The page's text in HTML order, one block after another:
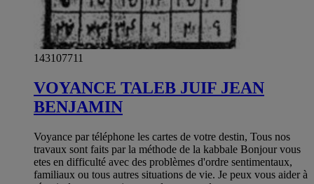
143107711
VOYANCE TALEB JUIF JEAN
BENJAMIN
Voyance par téléphone les cartes de votre destin, Tous nos
travaux sont faits par la méthode de la kabbale Bonjour vous
etes en difficulté avec des problèmes d'ordre sentimentaux,
familiaux ou tous autres situations de vie. Je peux vous aider à